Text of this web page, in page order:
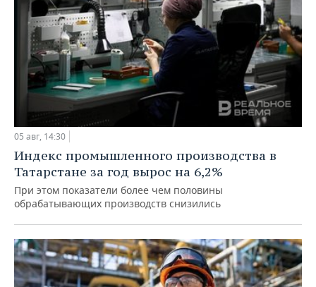
05 авг, 14:30
Индекс промышленного производства в
Татарстане за год вырос на 6,2%
При этом показатели более чем половины
обрабатывающих производств снизились